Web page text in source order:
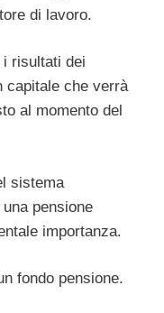
di lavoro.
risultati dei
capitale che verrà
al momento del
sistema
pensione
importanza.
fondo pensione.